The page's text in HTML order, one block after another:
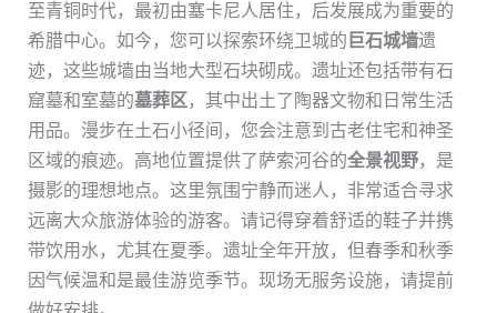
至青铜时代，最初由塞卡尼人居住，后发展成为重要的
希腊中心。如今，您可以探索环绕卫城的 巨石城墙遗
迹，这些城墙由当地大型石块砌成。遗址还包括带有石
窟墓和室墓的墓葬区 ，其中出土了陶器文物和日常生活
用品。漫步在土石小径间，您会注意到古老住宅和神圣
区域的痕迹。高地位置提供了萨索河谷的全景视野，是
摄影的理想地点。这里氛围宁静而迷人，非常适合寻求
远离大众旅游体验的游客。请记得穿着舒适的鞋子并携
带饮用水，尤其在夏季。遗址全年开放，但春季和秋季
因气候温和是最佳游览季节。现场无服务设施，请提前